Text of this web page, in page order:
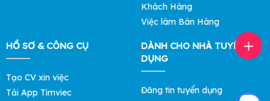
Khách Hàng
Việc làm Bán Hàng
HỒ SƠ & CÔNG CỤ
Tạo CV xin việc
Tải App Timviec
DÀNH CHO NHÀ TUYỂN
DỤNG
Đăng tin tuyển dụng